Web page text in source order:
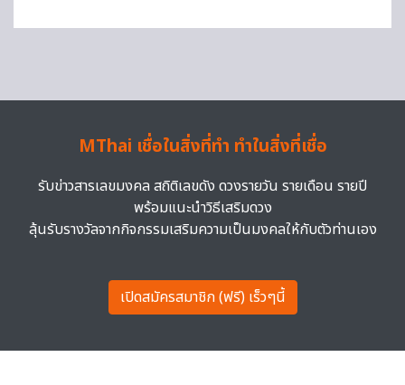
MThai เชื่อในสิ่งที่ทำ ทำในสิ่งที่เชื่อ
รับข่าวสารเลขมงคล สถิติเลขดัง ดวงรายวัน รายเดือน รายปี
พร้อมแนะนำวิธีเสริมดวง
ลุ้นรับรางวัลจากกิจกรรมเสริมความเป็นมงคลให้กับตัวท่านเอง
เปิดสมัครสมาชิก (ฟรี) เร็วๆนี้